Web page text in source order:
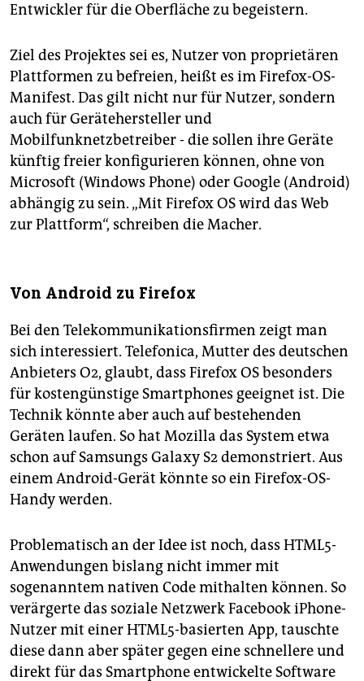
Entwickler für die Oberfläche zu begeistern.
Ziel des Projektes sei es, Nutzer von proprietären
Plattformen zu befreien, heißt es im Firefox-OS-
Manifest. Das gilt nicht nur für Nutzer, sondern
auch für Gerätehersteller und
Mobilfunknetzbetreiber - die sollen ihre Geräte
künftig freier konfigurieren können, ohne von
Microsoft (Windows Phone) oder Google (Android)
abhängig zu sein. „Mit Firefox OS wird das Web
zur Plattform“, schreiben die Macher.
Von Android zu Firefox
Bei den Telekommunikationsfirmen zeigt man
sich interessiert. Telefonica, Mutter des deutschen
Anbieters O2, glaubt, dass Firefox OS besonders
für kostengünstige Smartphones geeignet ist. Die
Technik könnte aber auch auf bestehenden
Geräten laufen. So hat Mozilla das System etwa
schon auf Samsungs Galaxy S2 demonstriert. Aus
einem Android-Gerät könnte so ein Firefox-OS-
Handy werden.
Problematisch an der Idee ist noch, dass HTML5-
Anwendungen bislang nicht immer mit
sogenanntem nativen Code mithalten können. So
verärgerte das soziale Netzwerk Facebook iPhone-
Nutzer mit einer HTML5-basierten App, tauschte
diese dann aber später gegen eine schnellere und
direkt für das Smartphone entwickelte Software